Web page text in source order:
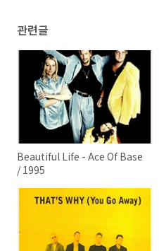
관련글
Beautiful Life - Ace Of Base
/ 1995